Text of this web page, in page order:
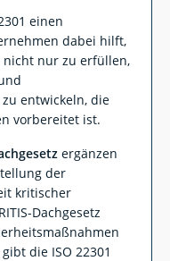
einen
dabei hilft,
nicht nur zu erfüllen,
entwickeln, die
vorbereitet ist.
ergänzen
der
kritischer
Dachgesetz
die ISO 22301